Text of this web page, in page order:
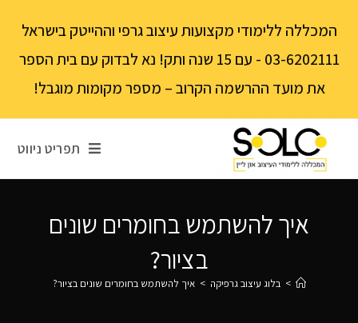
המכללה ללימודי מקצועות עיצוב גרפי וההייטק בישראל
03-6202111 - עם 15 שנה ותק! נא לבדוק עם בית הספר
את מועד ההרשמה הקרוב – מספר מקומות מוגבל!
תפריט ניווט
איך להשתמש בחומרים שונים
בציור?
> בלוג עיצוב גרפיקה > איך להשתמש בחומרים שונים בציור?